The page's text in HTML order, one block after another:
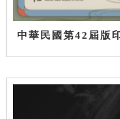
中華民國第42屆版